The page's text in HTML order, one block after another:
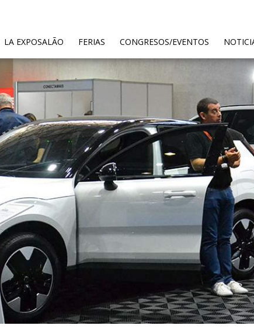
LA EXPOSALÃO FERIAS CONGRESOS/EVENTOS